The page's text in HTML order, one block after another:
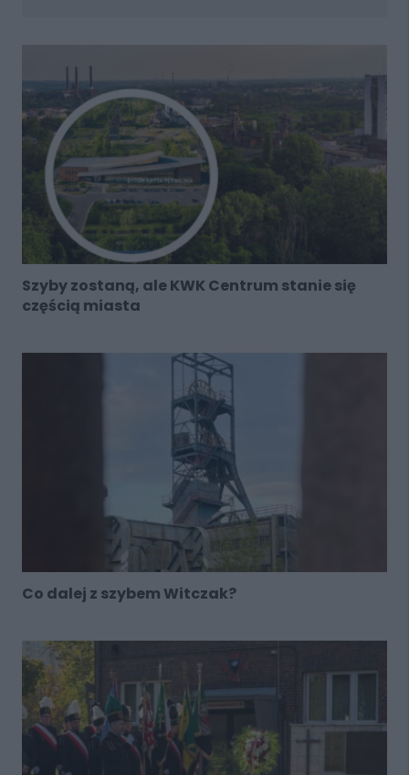
Szyby zostaną, ale KWK Centrum stanie się
częścią miasta
Co dalej z szybem Witczak?